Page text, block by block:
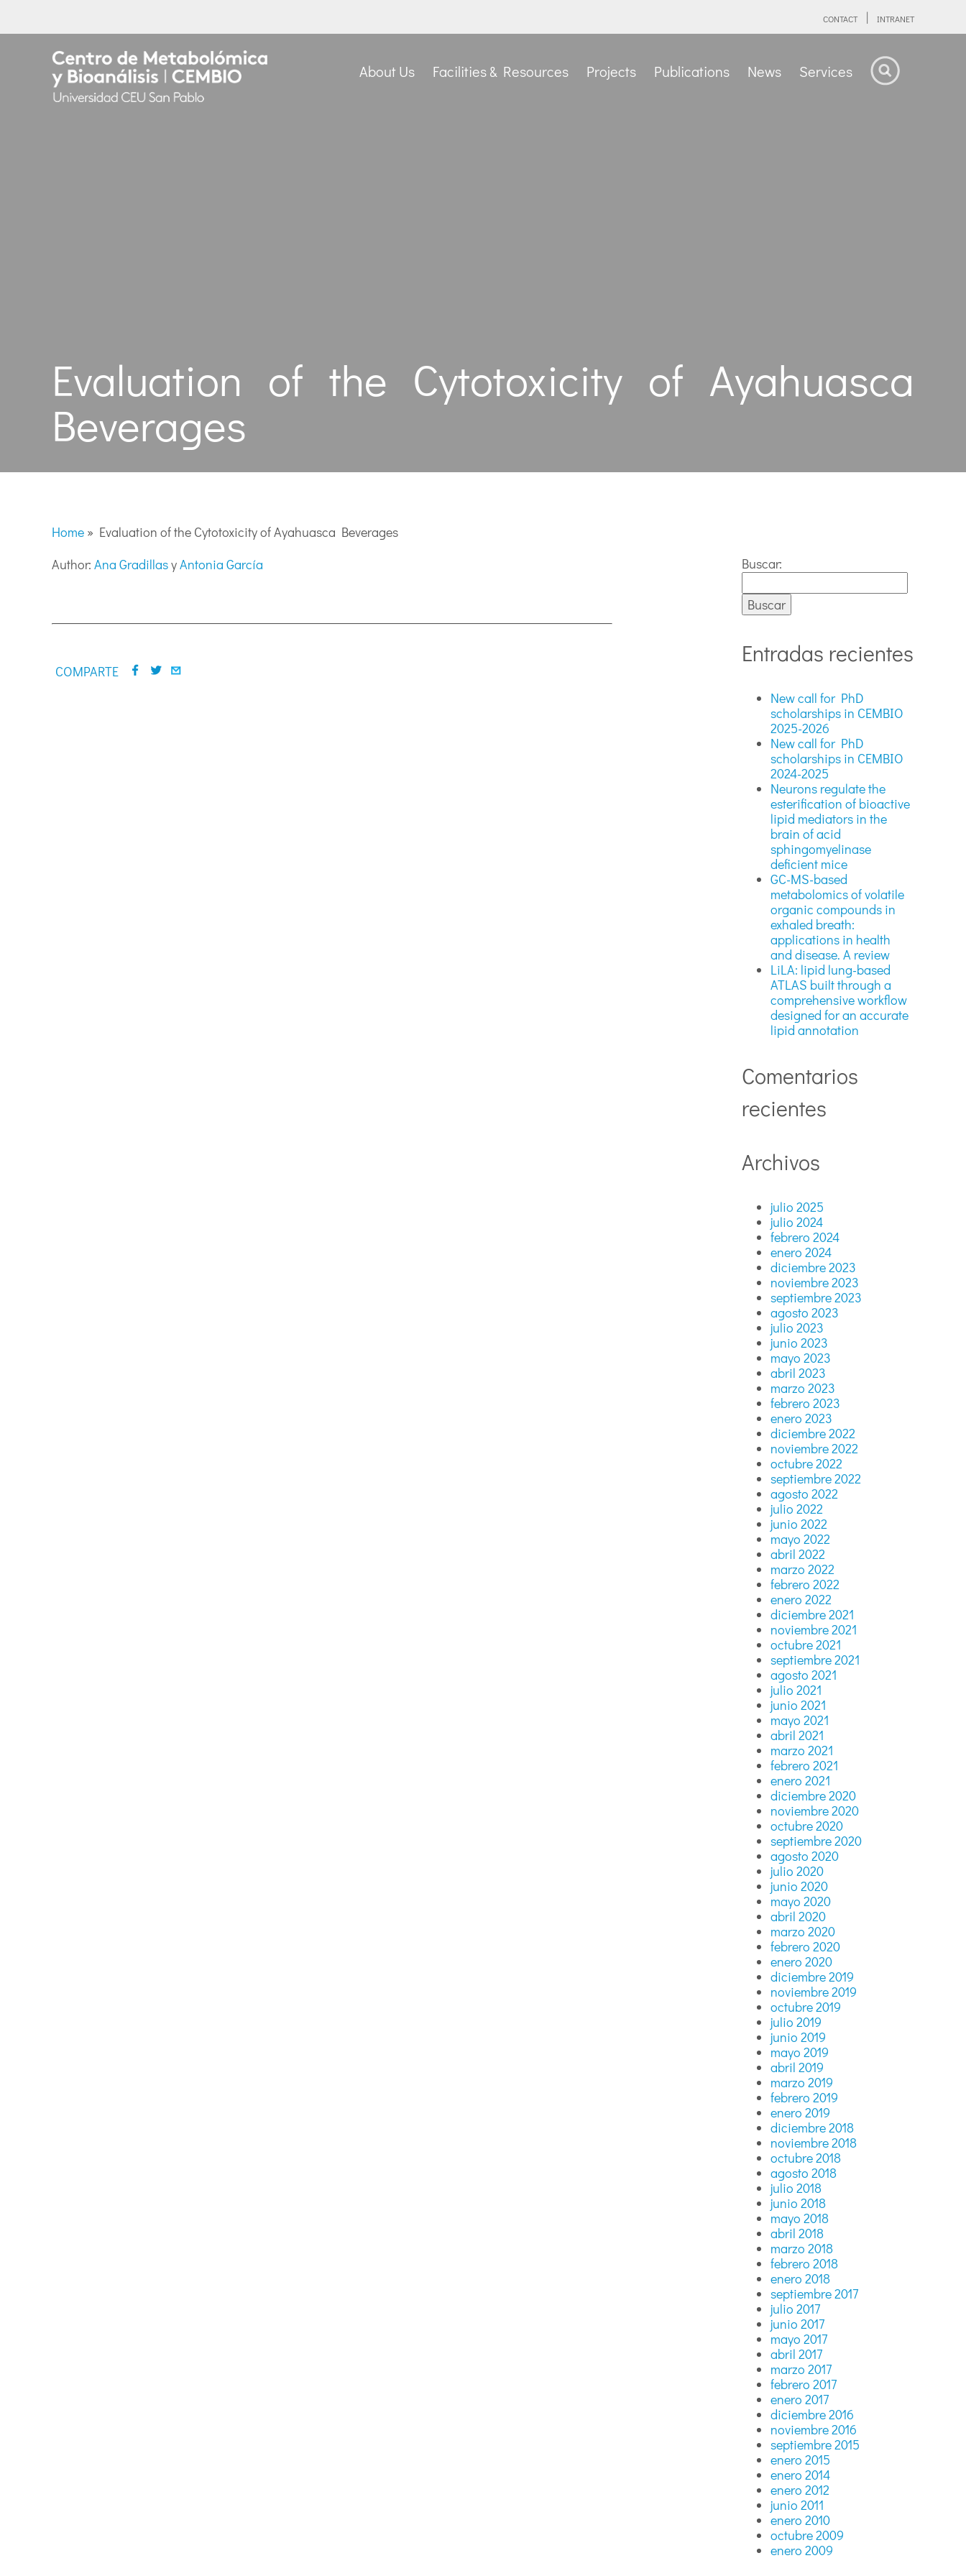
CONTACT INTRANET
About Us Facilities & Resources Projects Publications News Services
Evaluation of the Cytotoxicity of Ayahuasca
Beverages
Home » Evaluation of the Cytotoxicity of Ayahuasca Beverages
Author: Ana GradillasyAntonia García
COMPARTE
Buscar:
Entradas recientes
New call for PhD
scholarships in CEMBIO
2025-2026
New call for PhD
scholarships in CEMBIO
2024-2025
Neurons regulate the
esterification of bioactive
lipid mediators in the
brain of acid
sphingomyelinase
deficient mice
GC-MS-based
metabolomics of volatile
organic compounds in
exhaled breath:
applications in health
and disease. A review
LiLA: lipid lung-based
ATLAS built through a
comprehensive workflow
designed for an accurate
lipid annotation
Comentarios
recientes
Archivos
julio 2025
julio 2024
febrero 2024
enero 2024
diciembre 2023
noviembre 2023
septiembre 2023
agosto 2023
julio 2023
junio 2023
mayo 2023
abril 2023
marzo 2023
febrero 2023
enero 2023
diciembre 2022
noviembre 2022
octubre 2022
septiembre 2022
agosto 2022
julio 2022
junio 2022
mayo 2022
abril 2022
marzo 2022
febrero 2022
enero 2022
diciembre 2021
noviembre 2021
octubre 2021
septiembre 2021
agosto 2021
julio 2021
junio 2021
mayo 2021
abril 2021
marzo 2021
febrero 2021
enero 2021
diciembre 2020
noviembre 2020
octubre 2020
septiembre 2020
agosto 2020
julio 2020
junio 2020
mayo 2020
abril 2020
marzo 2020
febrero 2020
enero 2020
diciembre 2019
noviembre 2019
octubre 2019
julio 2019
junio 2019
mayo 2019
abril 2019
marzo 2019
febrero 2019
enero 2019
diciembre 2018
noviembre 2018
octubre 2018
agosto 2018
julio 2018
junio 2018
mayo 2018
abril 2018
marzo 2018
febrero 2018
enero 2018
septiembre 2017
julio 2017
junio 2017
mayo 2017
abril 2017
marzo 2017
febrero 2017
enero 2017
diciembre 2016
noviembre 2016
septiembre 2015
enero 2015
enero 2014
enero 2012
junio 2011
enero 2010
octubre 2009
enero 2009